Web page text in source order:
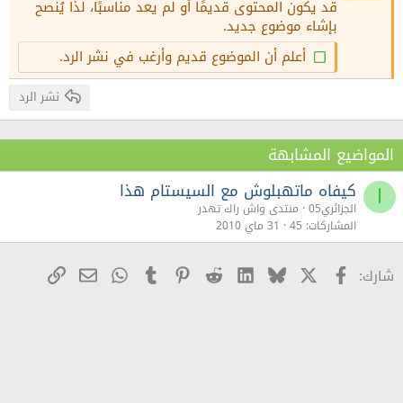
22
26
Times New Roman
Trebuchet MS
Verdana
قد يكون المحتوى قديمًا أو لم يعد مناسبًا، لذا يُنصح
بإشاء موضوع جديد.
أعلم أن الموضوع قديم وأرغب في نشر الرد.
نشر الرد
المواضيع المشابهة
ا كيفاه ماتهبلوش مع السيستام هذا
الجزائري05
منتدى واش راك تهدر
المشاركات 45 31 ماي 2010
شارك: Facebook
X
Bluesky
LinkedIn
Reddit
Pinterest
Tumblr
WhatsApp
البريدرابط